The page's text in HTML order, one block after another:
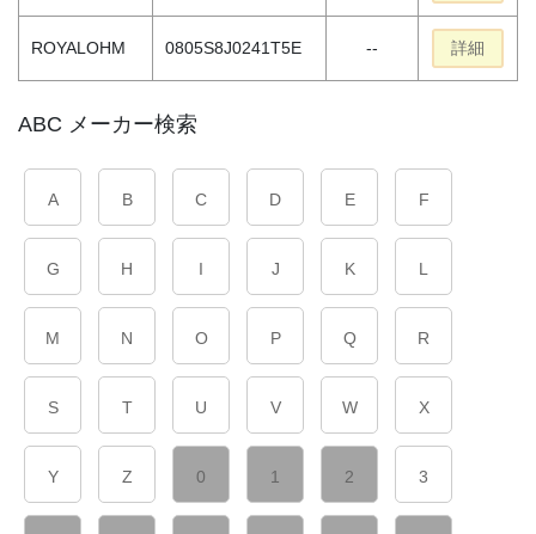
ROYALOHM 0805S8J0241T5E -- 詳細
ABC メーカー検索
A B C D E F
G H I J K L
M N O P Q R
S T U V W X
Y Z 0 1 2 3